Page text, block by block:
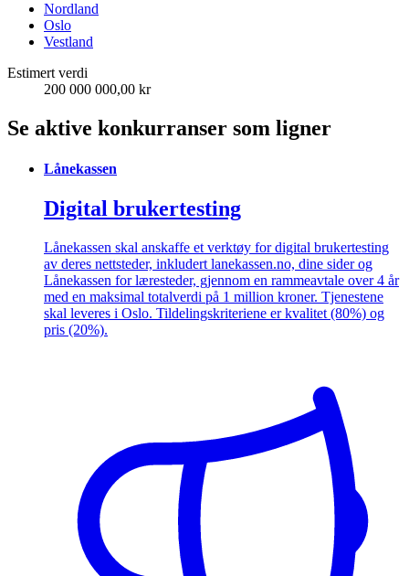
Nordland
Oslo
Vestland
Estimert verdi
200 000 000,00 kr
Se aktive konkurranser som ligner
Lånekassen
Digital brukertesting
Lånekassen skal anskaffe et verktøy for digital brukertesting
av deres nettsteder, inkludert lanekassen.no, dine sider og
Lånekassen for læresteder, gjennom en rammeavtale over 4 år
med en maksimal totalverdi på 1 million kroner. Tjenestene
skal leveres i Oslo. Tildelingskriteriene er kvalitet (80%) og
pris (20%).